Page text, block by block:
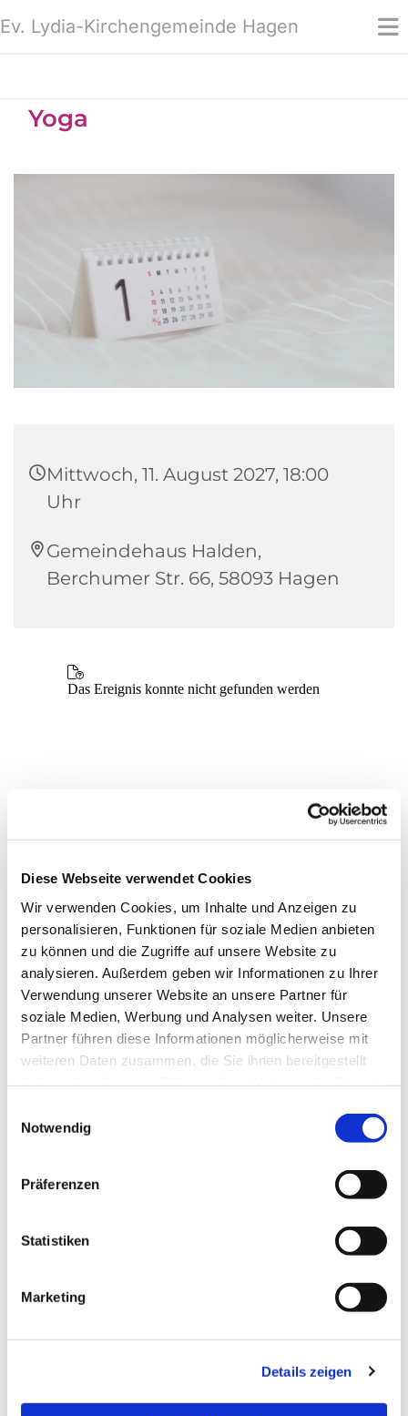
Diese Webseite verwendet Cookies
Wir verwenden Cookies, um Inhalte und Anzeigen zu
personalisieren, Funktionen für soziale Medien anbieten
zu können und die Zugriffe auf unsere Website zu
analysieren. Außerdem geben wir Informationen zu Ihrer
Verwendung unserer Website an unsere Partner für
soziale Medien, Werbung und Analysen weiter. Unsere
Partner führen diese Informationen möglicherweise mit
weiteren Daten zusammen, die Sie ihnen bereitgestellt
Notwendig
Präferenzen
Statistiken
Marketing
Details zeigen
Ev. Lydia-Kirchengemeinde Hagen
Yoga
Mittwoch, 11. August 2027, 18:00
Uhr
Gemeindehaus Halden,
Berchumer Str. 66, 58093 Hagen
Dies könnte Sie auch
interessieren